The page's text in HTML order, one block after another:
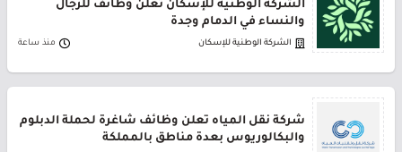
الشركة الوطنية للإسكان تعلن وظائف للرجال
والنساء في الدمام وجدة
الشركة الوطنية للإسكان منذ ساعة
شركة نقل المياه تعلن وظائف شاغرة لحملة الدبلوم
والبكالوريوس بعدة مناطق بالمملكة